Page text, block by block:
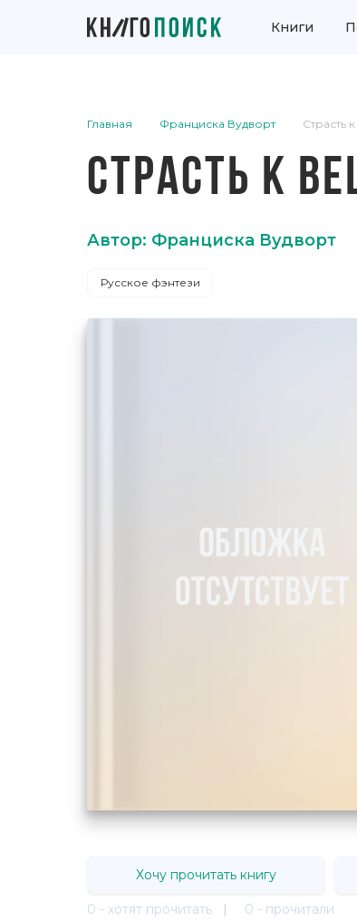
Книги
Главная Франциска Вудворт Страсть
СТРАСТЬ К
Автор: Франциска Вудворт
Русское фэнтези
Хочу прочитать книгу
0 - хотят прочитать | 0 - прочитали